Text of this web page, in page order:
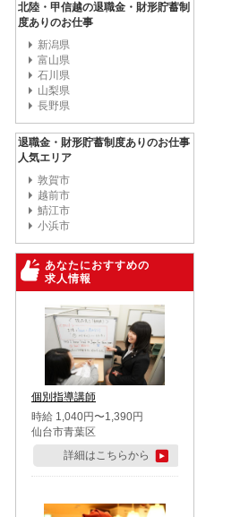
北陸・甲信越の退職金・財形貯蓄制
度ありのお仕事
新潟県
富山県
石川県
山梨県
長野県
退職金・財形貯蓄制度ありのお仕事
人気エリア
敦賀市
越前市
鯖江市
小浜市
あなたにおすすめの
求人情報
個別指導講師
時給 1,040円〜1,390円
仙台市青葉区
詳細はこちらから